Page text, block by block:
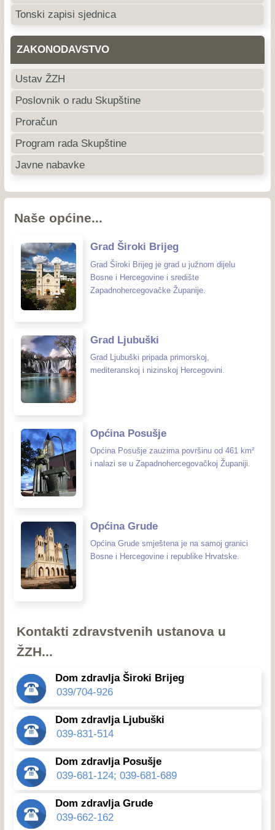
Tonski zapisi sjednica
ZAKONODAVSTVO
Ustav ŽZH
Poslovnik o radu Skupštine
Proračun
Program rada Skupštine
Javne nabavke
Naše općine...
Grad Široki Brijeg
Grad Široki Brijeg je grad u južnom dijelu
Bosne i Hercegovine i središte
Zapadnohercegovačke Županije.
Grad Ljubuški
Grad Ljubuški pripada primorskoj,
mediteranskoj i nizinskoj Hercegovini.
Općina Posušje
Općina Posušje zauzima površinu od 461 km²
i nalazi se u Zapadnohercegovačkoj Županiji.
Općina Grude
Općina Grude smještena je na samoj granici
Bosne i Hercegovine i republike Hrvatske.
Kontakti zdravstvenih ustanova u
ŽZH...
Dom zdravlja Široki Brijeg
039/704-926
Dom zdravlja Ljubuški
039-831-514
Dom zdravlja Posušje
039-681-124; 039-681-689
Dom zdravlja Grude
039-662-162